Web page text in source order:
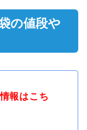
の値段や
報はこち